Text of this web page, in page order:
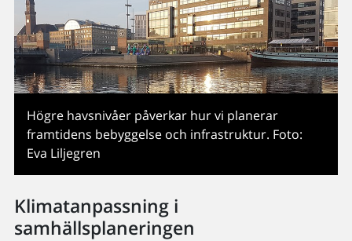
Högre havsnivåer påverkar hur vi planerar
framtidens bebyggelse och infrastruktur. Foto:
Eva Liljegren
Klimatanpassning i
samhällsplaneringen